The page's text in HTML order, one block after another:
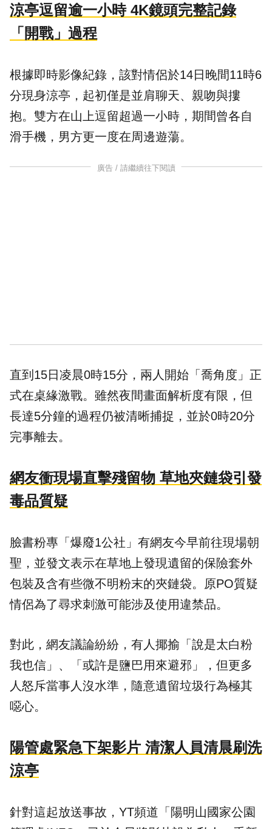
涼亭逗留逾一小時 4K鏡頭完整記錄
「開戰」過程
根據即時影像紀錄，該對情侶於14日晚間11時6
分現身涼亭，起初僅是並肩聊天、親吻與摟
抱。雙方在山上逗留超過一小時，期間曾各自
滑手機，男方更一度在周邊遊蕩。
廣告 / 請繼續往下閱讀
直到15日凌晨0時15分，兩人開始「喬角度」正
式在桌緣激戰。雖然夜間畫面解析度有限，但
長達5分鐘的過程仍被清晰捕捉，並於0時20分
完事離去。
網友衝現場直擊殘留物 草地夾鏈袋引發
毒品質疑
臉書粉專「爆廢1公社」有網友今早前往現場朝
聖，並發文表示在草地上發現遺留的保險套外
包裝及含有些微不明粉末的夾鏈袋。原PO質疑
情侶為了尋求刺激可能涉及使用違禁品。
對此，網友議論紛紛，有人揶揄「說是太白粉
我也信」、「或許是鹽巴用來避邪」，但更多
人怒斥當事人沒水準，隨意遺留垃圾行為極其
噁心。
陽管處緊急下架影片 清潔人員清晨刷洗
涼亭
針對這起放送事故，YT頻道「陽明山國家公園